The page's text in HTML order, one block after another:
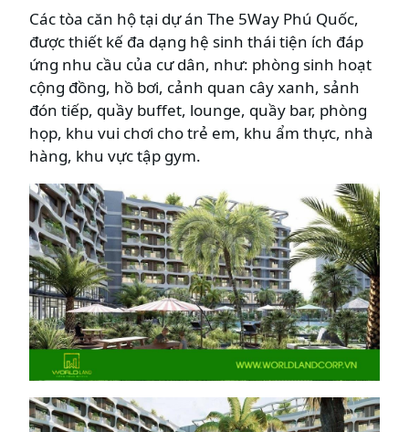
Các tòa căn hộ tại dự án The 5Way Phú Quốc,
được thiết kế đa dạng hệ sinh thái tiện ích đáp
ứng nhu cầu của cư dân, như: phòng sinh hoạt
cộng đồng, hồ bơi, cảnh quan cây xanh, sảnh
đón tiếp, quầy buffet, lounge, quầy bar, phòng
họp, khu vui chơi cho trẻ em, khu ẩm thực, nhà
hàng, khu vực tập gym.